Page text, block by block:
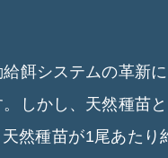
餌システムの革新
しかし、天然種苗
然種苗が1尾あた